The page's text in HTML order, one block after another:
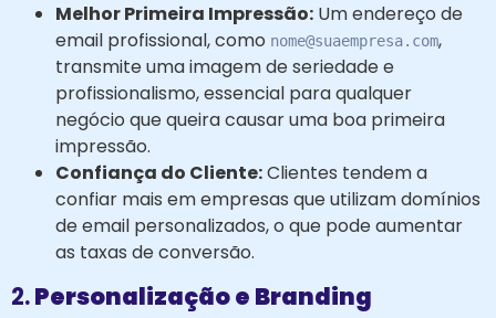
Melhor Primeira Impressão: Um endereço de
email profissional, como nome@suaempresa.com,
transmite uma imagem de seriedade e
profissionalismo, essencial para qualquer
negócio que queira causar uma boa primeira
impressão.
Confiança do Cliente:Clientes tendem a
confiar mais em empresas que utilizam domínios
de email personalizados, o que pode aumentar
as taxas de conversão.
2.Personalização e Branding